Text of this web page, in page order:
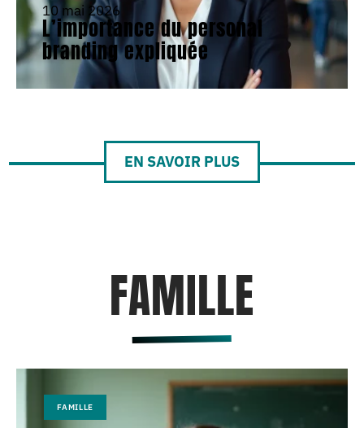
10 mai 2026
L’importance du personal
branding expliquée
EN SAVOIR PLUS
FAMILLE
FAMILLE